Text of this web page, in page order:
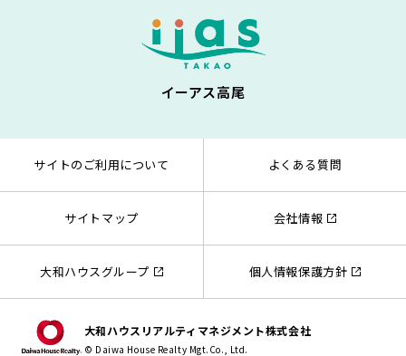
イーアス高尾
サイトのご利用について よくある質問
サイトマップ 会社情報
大和ハウスグループ 個人情報保護方針
大和ハウスリアルティマネジメント株式会社
© Daiwa House Realty Mgt.Co., Ltd.